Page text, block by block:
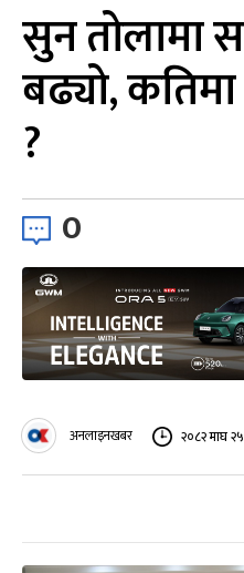
सुन तोलामा
बढ्यो,
?
0
अनलाइनखबर २०८२ माघ